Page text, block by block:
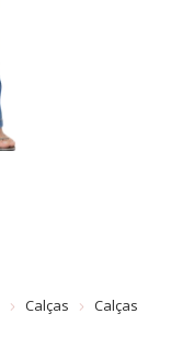
Calças
Calças